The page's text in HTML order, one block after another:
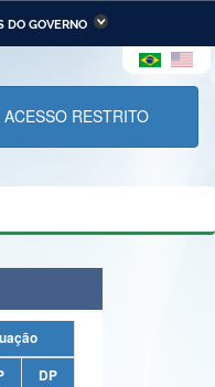
DO GOVERNO
e
ACESSO RESTRITO
DP